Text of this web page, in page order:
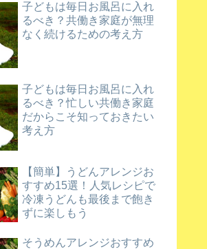
子どもは毎日お風呂に入れ
るべき？共働き家庭が無理
なく続けるための考え方
子どもは毎日お風呂に入れ
るべき？忙しい共働き家庭
だからこそ知っておきたい
考え方
【簡単】うどんアレンジお
すすめ15選！人気レシピで
冷凍うどんも最後まで飽き
ずに楽しもう
そうめんアレンジおすすめ